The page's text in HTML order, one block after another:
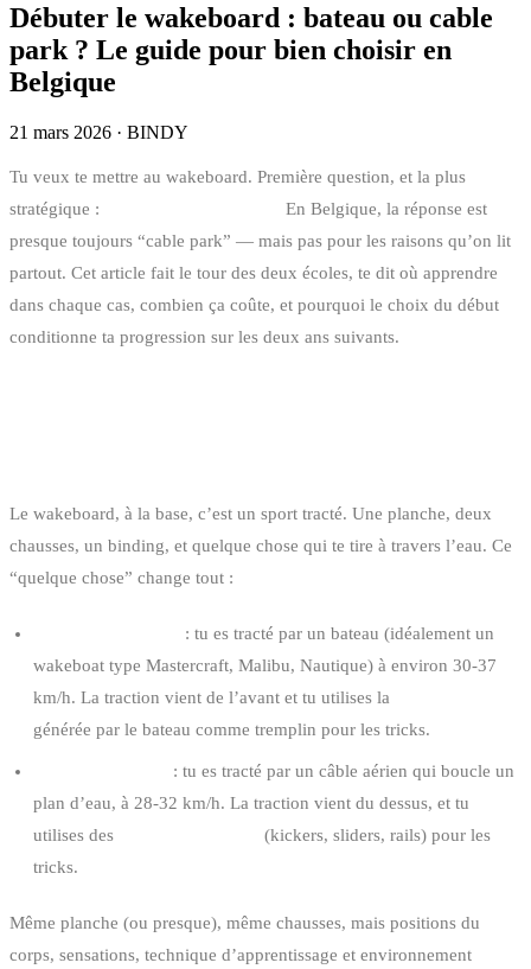
Débuter le wakeboard : bateau ou cable
park ? Le guide pour bien choisir en
Belgique
21 mars 2026 · BINDY
Tu veux te mettre au wakeboard. Première question, et la plus
stratégique :
En Belgique, la réponse est
presque toujours “cable park” — mais pas pour les raisons qu’on lit
partout. Cet article fait le tour des deux écoles, te dit où apprendre
dans chaque cas, combien ça coûte, et pourquoi le choix du début
conditionne ta progression sur les deux ans suivants.
Le wakeboard, à la base, c’est un sport tracté. Une planche, deux
chausses, un binding, et quelque chose qui te tire à travers l’eau. Ce
“quelque chose” change tout :
: tu es tracté par un bateau (idéalement un
wakeboat type Mastercraft, Malibu, Nautique) à environ 30-37
km/h. La traction vient de l’avant et tu utilises la
générée par le bateau comme tremplin pour les tricks.
: tu es tracté par un câble aérien qui boucle un
plan d’eau, à 28-32 km/h. La traction vient du dessus, et tu
utilises des
(kickers, sliders, rails) pour les
tricks.
Même planche (ou presque), même chausses, mais positions du
corps, sensations, technique d’apprentissage et environnement